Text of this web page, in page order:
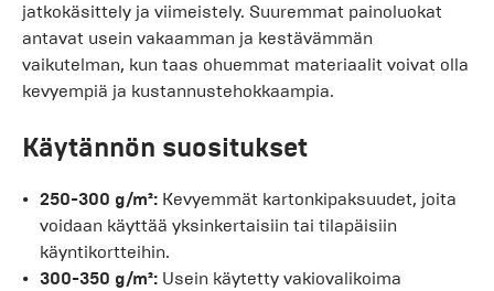
jatkokäsittely ja viimeistely. Suuremmat painoluokat
antavat usein vakaamman ja kestävämmän
vaikutelman, kun taas ohuemmat materiaalit voivat olla
kevyempiä ja kustannustehokkaampia.
Käytännön suositukset
250-300 g/m²: Kevyemmät kartonkipaksuudet, joita
voidaan käyttää yksinkertaisiin tai tilapäisiin
käyntikortteihin.
300-350 g/m²: Usein käytetty vakiovalikoima